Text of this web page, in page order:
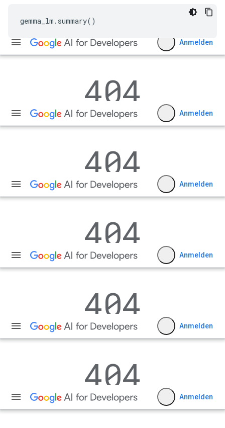
gemma_lm . summary()